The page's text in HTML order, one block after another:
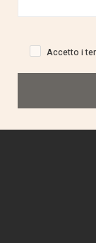
Accetto i